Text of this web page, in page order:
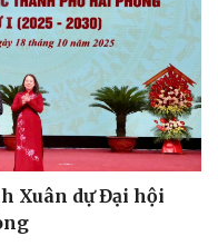
Xuân dự Đại hội